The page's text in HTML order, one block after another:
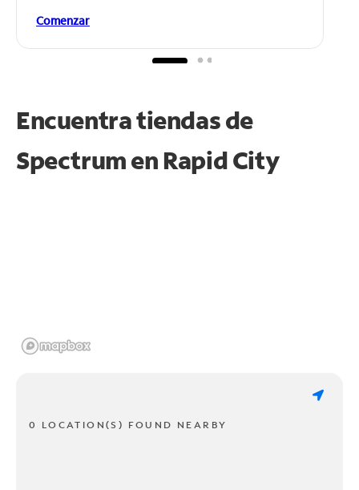
Comenzar
Encuentra tiendas de
Spectrum en Rapid City
0 LOCATION(S) FOUND NEARBY